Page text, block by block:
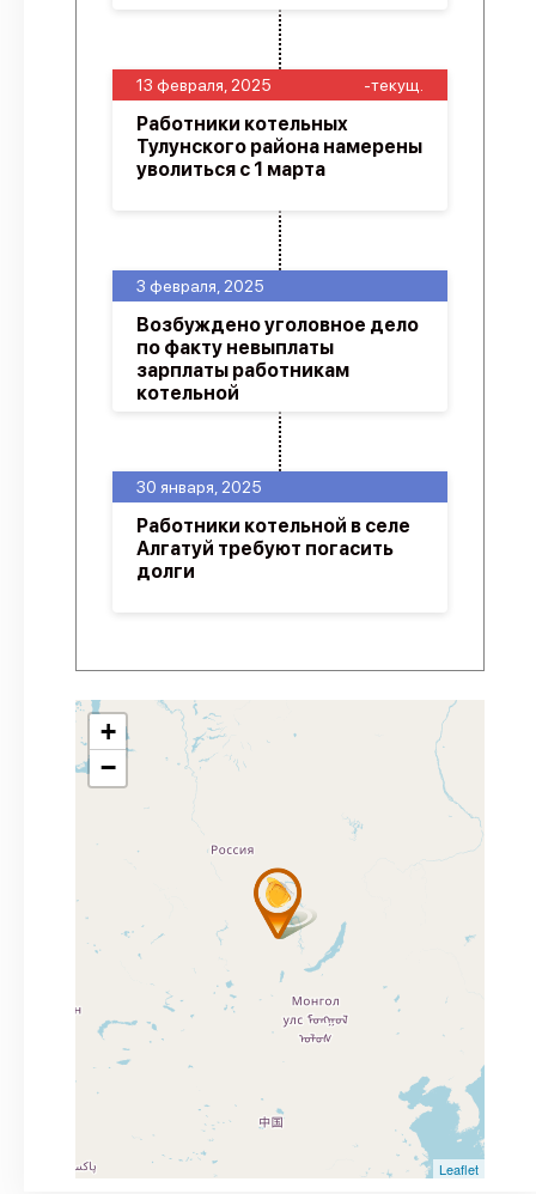
30 января, 2025
Работники котельной в селе
Алгатуй требуют погасить
долги
3 февраля, 2025
Возбуждено уголовное дело
по факту невыплаты
зарплаты работникам
котельной
13 февраля, 2025 -текущ.
Работники котельных
Тулунского района намерены
уволиться с 1 марта
+
−
Leaflet